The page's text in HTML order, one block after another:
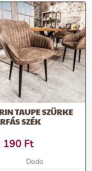
és a kényelmet
TAUPE SZÜRKE
SZÉK
190 Ft
Dodo